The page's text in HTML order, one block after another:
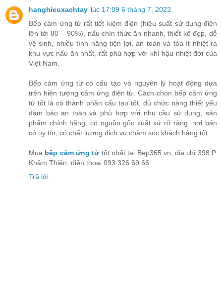
hanghieuxachtay lúc 17:09 6 tháng 7, 2023
Bếp cảm ứng từ rất tiết kiệm điện (hiệu suất sử dụng điện
lên tới 80 – 90%), nấu chín thức ăn nhanh, thiết kế đẹp, dễ
vệ sinh, nhiều tính năng tiện lợi, an toàn và tỏa ít nhiệt ra
khu vực nấu ăn nhất, rất phù hợp với khí hậu nhiệt đới của
Việt Nam.
Bếp cảm ứng từ có cấu tạo và nguyên lý hoạt động dựa
trên hiện tượng cảm ứng điện từ. Cách chọn bếp cảm ứng
từ tốt là có thành phần cấu tạo tốt, đủ chức năng thiết yếu
đảm bảo an toàn và phù hợp với nhu cầu sử dụng, sản
phẩm chính hãng, có nguồn gốc xuất xứ rõ ràng, nơi bán
có uy tín, có chất lượng dịch vụ chăm sóc khách hàng tốt.
Mua bếp cảm ứng từtốt nhất tại Bep365.vn, địa chỉ 398 P.
Khâm Thiên, điện thoại 093 326 69 66.
Trả lời